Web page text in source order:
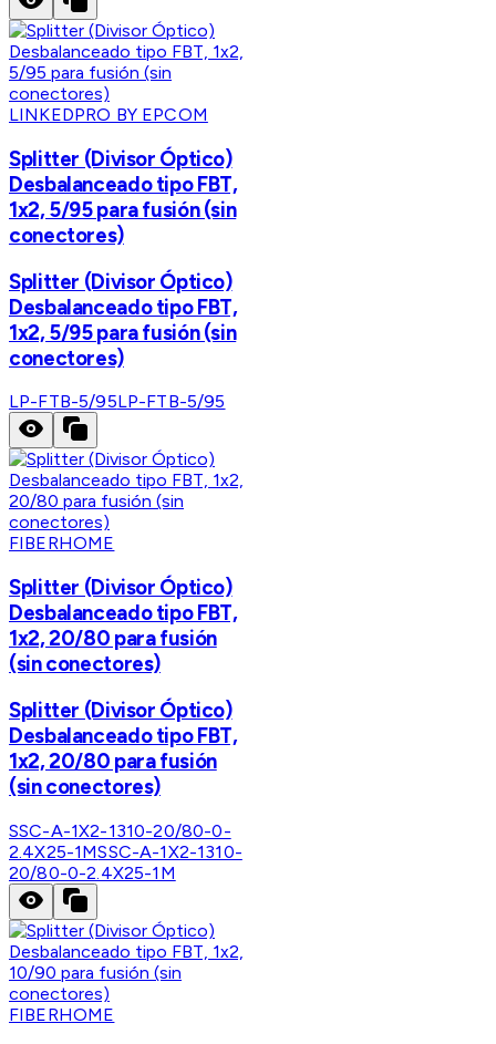
LINKEDPRO BY EPCOM
Splitter (Divisor Óptico)
Desbalanceado tipo FBT,
1x2, 5/95 para fusión (sin
conectores)
Splitter (Divisor Óptico)
Desbalanceado tipo FBT,
1x2, 5/95 para fusión (sin
conectores)
LP-FTB-5/95LP-FTB-5/95
FIBERHOME
Splitter (Divisor Óptico)
Desbalanceado tipo FBT,
1x2, 20/80 para fusión
(sin conectores)
Splitter (Divisor Óptico)
Desbalanceado tipo FBT,
1x2, 20/80 para fusión
(sin conectores)
SSC-A-1X2-1310-20/80-0-
2.4X25-1MSSC-A-1X2-1310-
20/80-0-2.4X25-1M
FIBERHOME